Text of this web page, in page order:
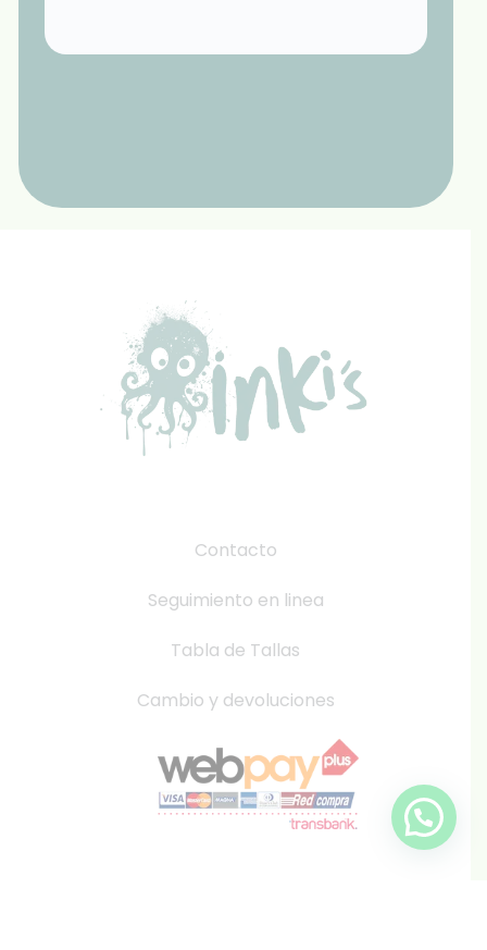
Contacto
Seguimiento en linea
Tabla de Tallas
Cambio y devoluciones